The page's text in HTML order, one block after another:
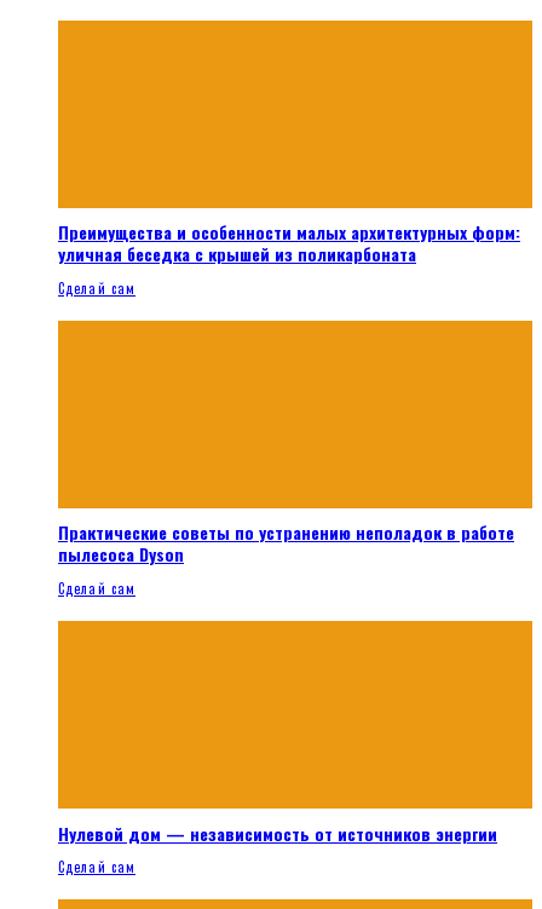
Преимущества и особенности малых архитектурных форм:
уличная беседка с крышей из поликарбоната
Сделай сам
Практические советы по устранению неполадок в работе
пылесоса Dyson
Сделай сам
Нулевой дом — независимость от источников энергии
Сделай сам